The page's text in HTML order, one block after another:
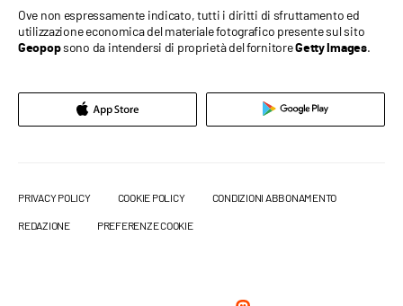
Ove non espressamente indicato, tutti i diritti di sfruttamento ed
utilizzazione economica del materiale fotografico presente sul sito
Geopopsono da intendersi di proprietà del fornitoreGetty Images.
PRIVACY POLICY COOKIE POLICY CONDIZIONI ABBONAMENTO
REDAZIONE PREFERENZE COOKIE